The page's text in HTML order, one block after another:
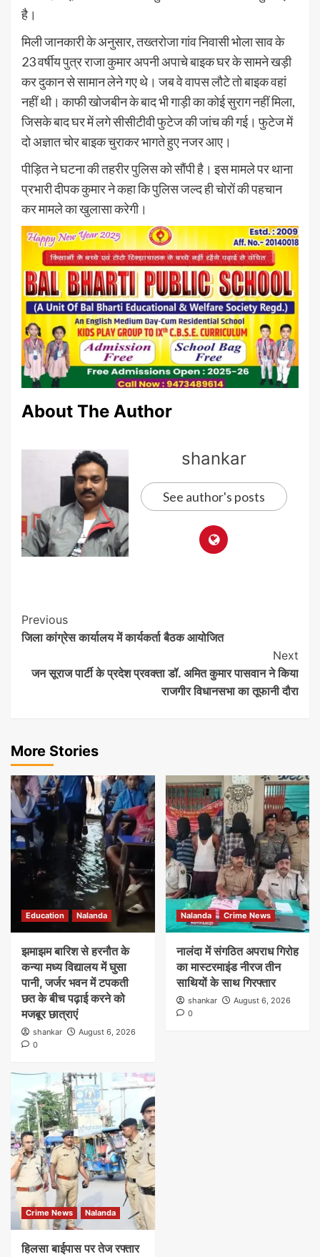
है।
मिली जानकारी के अनुसार, तख्तरोजा गांव निवासी भोला साव के
23 वर्षीय पुत्र राजा कुमार अपनी अपाचे बाइक घर के सामने खड़ी
कर दुकान से सामान लेने गए थे। जब वे वापस लौटे तो बाइक वहां
नहीं थी। काफी खोजबीन के बाद भी गाड़ी का कोई सुराग नहीं मिला,
जिसके बाद घर में लगे सीसीटीवी फुटेज की जांच की गई। फुटेज में
दो अज्ञात चोर बाइक चुराकर भागते हुए नजर आए।
पीड़ित ने घटना की तहरीर पुलिस को सौंपी है। इस मामले पर थाना
प्रभारी दीपक कुमार ने कहा कि पुलिस जल्द ही चोरों की पहचान
कर मामले का खुलासा करेगी।
About The Author
shankar
See author's posts
Post
Navigation
Previous
जिला कांग्रेस कार्यालय में कार्यकर्ता बैठक आयोजित
Next
जन सूराज पार्टी के प्रदेश प्रवक्ता डॉ. अमित कुमार पासवान ने किया
राजगीर विधानसभा का तूफानी दौरा
More Stories
Education Nalanda
झमाझम बारिश से हरनौत के
कन्या मध्य विद्यालय में घुसा
पानी, जर्जर भवन में टपकती
छत के बीच पढ़ाई करने को
मजबूर छात्राएं
shankar
August 6, 2026
0
Nalanda Crime News
नालंदा में संगठित अपराध गिरोह
का मास्टरमाइंड नीरज तीन
साथियों के साथ गिरफ्तार
shankar
August 6, 2026
0
Crime News Nalanda
हिलसा बाईपास पर तेज रफ्तार